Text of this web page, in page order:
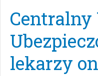
lekarzy